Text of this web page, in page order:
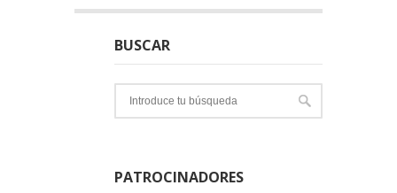
BUSCAR
PATROCINADORES